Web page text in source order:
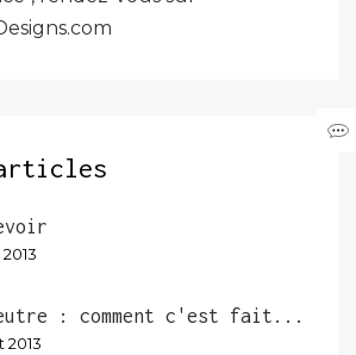
2013
: comment c'est fait...
2013